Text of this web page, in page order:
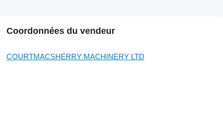
Coordonnées du vendeur
COURTMACSHERRY MACHINERY LTD